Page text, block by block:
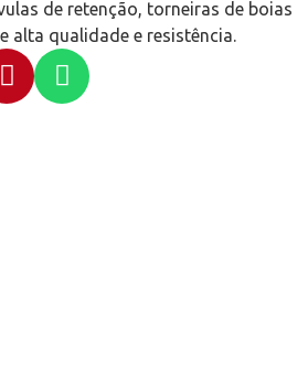
de retenção, torneiras de boias
alta qualidade e resistência.